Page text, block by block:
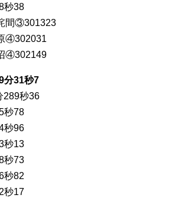
秒38
間③301323
④302031
④302149
分31秒7
289秒36
秒78
秒96
秒13
秒73
秒82
秒17